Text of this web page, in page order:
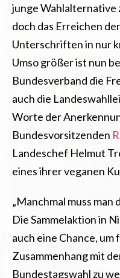
junge
doch das Erreichen
Unterschriften in nur
Umso größer ist nun
Bundesverband die
auch die
Worte der
Bundesvorsitzenden
Landeschef Helmut
eines ihrer veganen
„Manchmal muss man
Die Sammelaktion in
auch eine Chance, um
Zusammenhang mit
Bundestagswahl zu